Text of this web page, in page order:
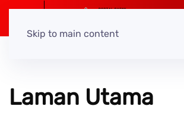
Skip to main content
Laman Utama